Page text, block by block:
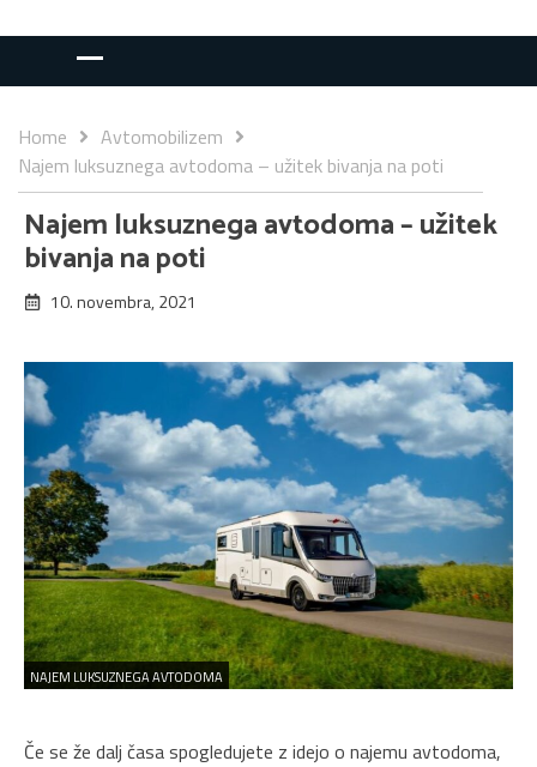
Home
Avtomobilizem
Najem luksuznega avtodoma – užitek bivanja na poti
Najem luksuznega avtodoma – užitek
bivanja na poti
10. novembra, 2021
NAJEM LUKSUZNEGA AVTODOMA
Če se že dalj časa spogledujete z idejo o najemu avtodoma,